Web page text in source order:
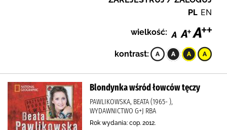
PL EN
wielkość:
kontrast:
Blondynka wśród łowców tęczy
PAWLIKOWSKA, BEATA (1965- ),
WYDAWNICTWO G+J RBA
Rok wydania: cop. 2012.